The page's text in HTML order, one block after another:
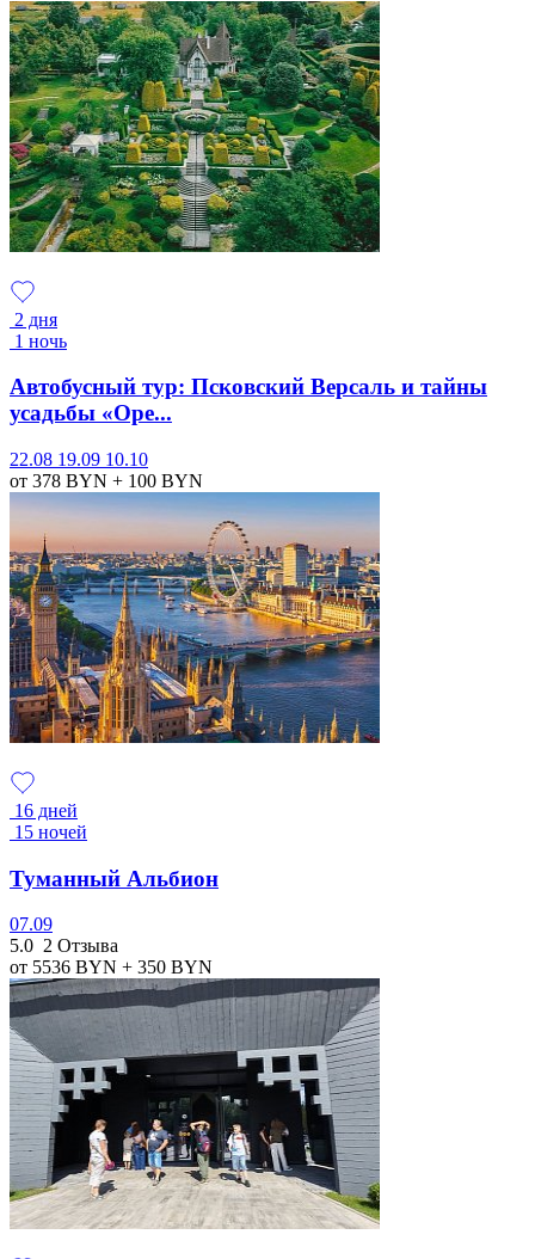
2 дня
1 ночь
Автобусный тур: Псковский Версаль и тайны
усадьбы «Оре...
22.08 19.09 10.10
от 378 BYN + 100 BYN
16 дней
15 ночей
Туманный Альбион
07.09
5.0 2 Отзыва
от 5536 BYN + 350 BYN